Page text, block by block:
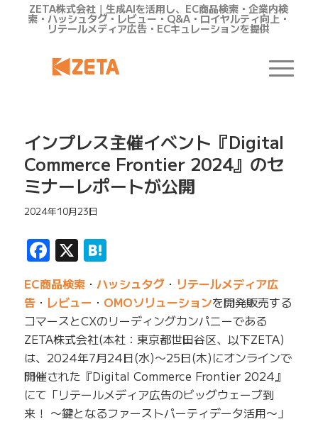
ZETA株式会社｜生成AIを活用し、EC商品検索・企業内検
索・ハッシュタグ・レビュー・Q&A・ロイヤルティ向上・
リテールメディア広告・ECキュレーションを提供
インプレス主催イベント『Digital
Commerce Frontier 2024』のセ
ミナーレポートが公開
2024年10月23日
Facebook
X Hatena
EC商品検索・ ハッシュタグ・ リテールメディア広
告・ レビュー ・ OMOソリューションを開発販売する
コマースとCXのリーディングカンパニーである
ZETA株式会社(本社：東京都世田谷区、以下ZETA)
は、2024年7月24日(水)〜25日(木)にオンラインで
開催された『Digital Commerce Frontier 2024』
にて「リテールメディア広告のビッグウェーブ到
来！ 〜鍵となるファーストパーティデータ活用〜」